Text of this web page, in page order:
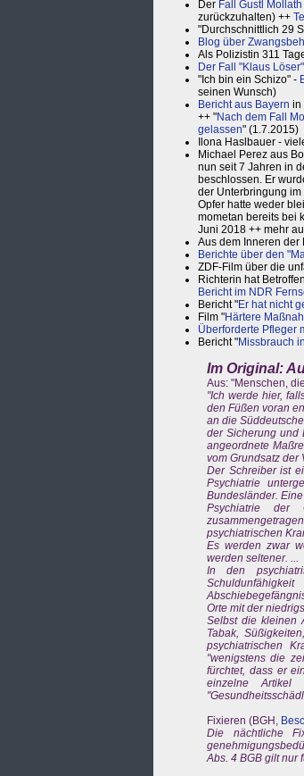
Der Fall Gustl Mollath
zurückzuhalten) ++
"Durchschnittlich 29
Blog über
Als Polizistin 311
Der Fall "Klaus Löser"
"Ich bin ein Schizo" -
seinen Wunsch)
Bericht aus Bayern in
++ "Nach dem Fall
gelassen" (1.7.2015)
Ilona Haslbauer -
Michael Perez aus
nun seit 7 Jahren in
beschlossen. Er
der Unterbringung
Opfer hatte weder
mometan bereits bei
Juni 2018 ++ mehr
Aus dem Inneren der
Berichte über den
ZDF-Film über die
Richterin hat
Bericht im NDR
Bericht "Er hat nicht
Film "Härtere
Überforderte Pfleger
Bericht "Missbrauch
Im Original:
Aus: "Menschen,
"Ich werde hier,
den Füßen voran
an die
der Sicherung und
angeordnete
vom Grundsatz der
Der Schreiber ist
Psychiatrie
Bundesländer.
Psychiatrie der
psychiatrischen
Es werden zwar
werden seltener. ...
In den
Orte mit der
Selbst die kleinen
Tabak,
psychiatrischen
"wenigstens die
fürchtet, dass er
einzelne
Fixieren (BGH,
Die nächtliche
Abs. 4 BGB gilt nur